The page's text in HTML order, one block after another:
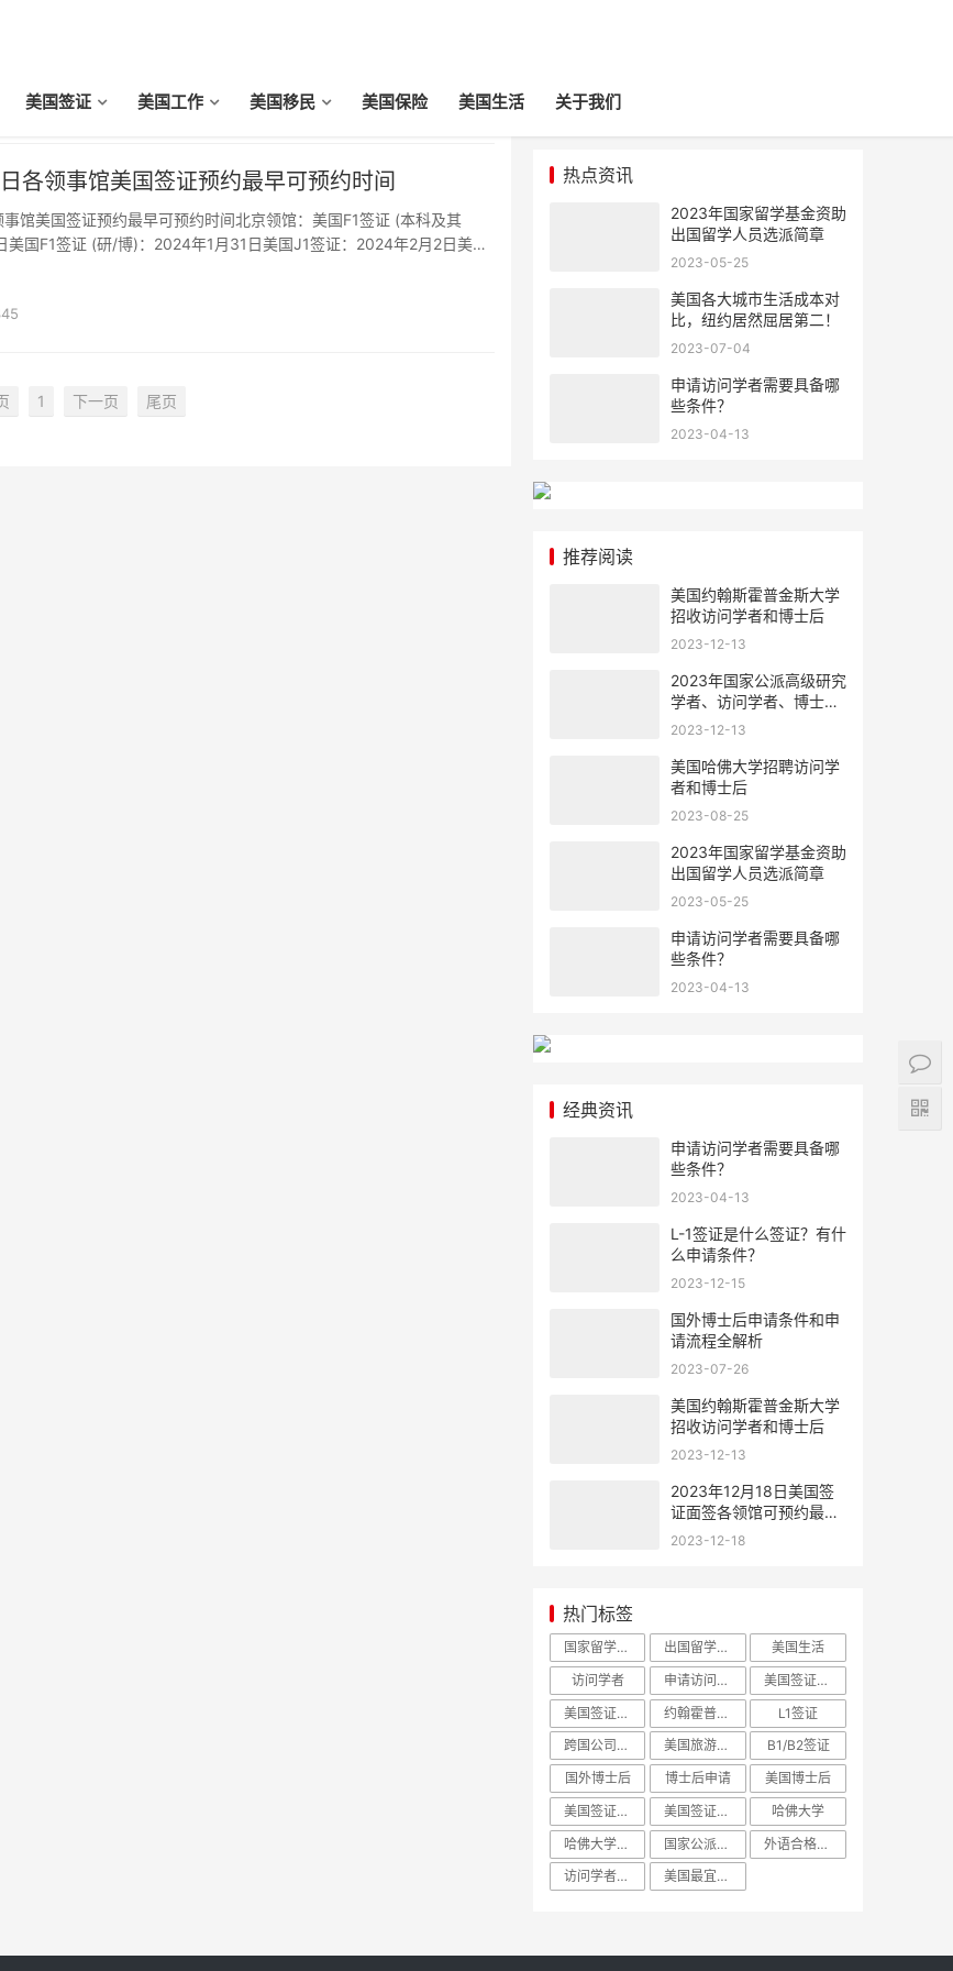
美国签证 美国工作 美国移民 美国保险 美国生活 关于我们
各领事馆美国签证预约最早可预约时间
馆美国签证预约最早可预约时间北京领馆：美国F1签证 (本科及其
美国F1签证 (研/博)：2024年1月31日美国J1签证：2024年2月2日美国
1 下一页 尾页
热点资讯
2023年国家留学基金资助
出国留学人员选派简章
2023-05-25
美国各大城市生活成本对
比，纽约居然屈居第二！
2023-07-04
申请访问学者需要具备哪
些条件？
2023-04-13
推荐阅读
美国约翰斯霍普金斯大学
招收访问学者和博士后
2023-12-13
2023年国家公派高级研究
学者、访问学者、博士后
项目选派办法
2023-12-13
美国哈佛大学招聘访问学
者和博士后
2023-08-25
2023年国家留学基金资助
出国留学人员选派简章
2023-05-25
申请访问学者需要具备哪
些条件？
2023-04-13
经典资讯
申请访问学者需要具备哪
些条件？
2023-04-13
L-1签证是什么签证？有什
么申请条件？
2023-12-15
国外博士后申请条件和申
请流程全解析
2023-07-26
美国约翰斯霍普金斯大学
招收访问学者和博士后
2023-12-13
2023年12月18日美国签
证面签各领馆可预约最早
时间
2023-12-18
热门标签
国家留学基金委 出国留学人员选派简章
美国生活
访问学者
申请访问学者
美国签证预约
美国签证面签
约翰霍普金斯大学
L1签证
跨国公司高管
美国旅游签证
B1/B2签证
国外博士后
博士后申请
美国博士后
美国签证面试
美国签证面谈
哈佛大学
哈佛大学访问学者哈佛大学博士后
国家公派出国留学
外语合格条件
访问学者面试
美国最宜居城市